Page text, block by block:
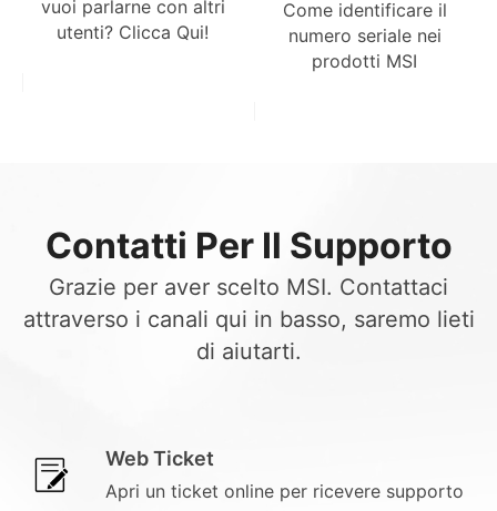
vuoi parlarne con altri
utenti? Clicca Qui!
Come identificare il
numero seriale nei
prodotti MSI
Contatti Per Il Supporto
Grazie per aver scelto MSI. Contattaci
attraverso i canali qui in basso, saremo lieti
di aiutarti.
Web Ticket
Apri un ticket online per ricevere supporto